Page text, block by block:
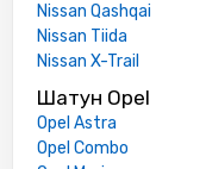
Nissan Qashqai
Nissan Tiida
Nissan X-Trail
Шатун Opel
Opel Astra
Opel Combo